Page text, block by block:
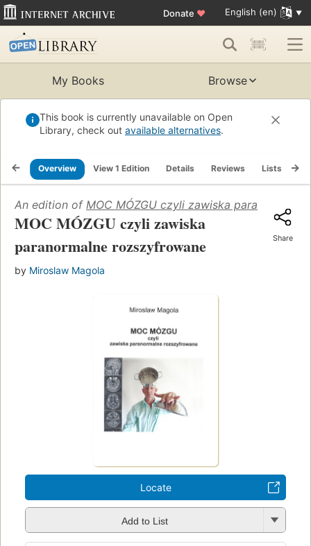
Donate ♥ English (en)
My Books Browse
This book is currently unavailable on Open
Library, check out available alternatives.
Overview View 1 Edition Details Reviews Lists
An edition of MOC MÓZGU czyli zawiska
MOC MÓZGU czyli zawiska
paranormalne rozszyfrowane
by Miroslaw Magola
Share
Locate
Add to List